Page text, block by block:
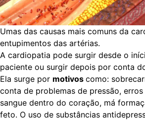
Umas das causas mais comuns da
entupimentos das artérias.
A cardiopatia pode surgir desde o
paciente ou surgir depois por conta
Ela surge por motivos como:
conta de problemas de pressão,
sangue dentro do coração, má
feto. O uso de substâncias